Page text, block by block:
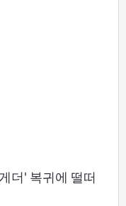
더' 복귀에 떨떠